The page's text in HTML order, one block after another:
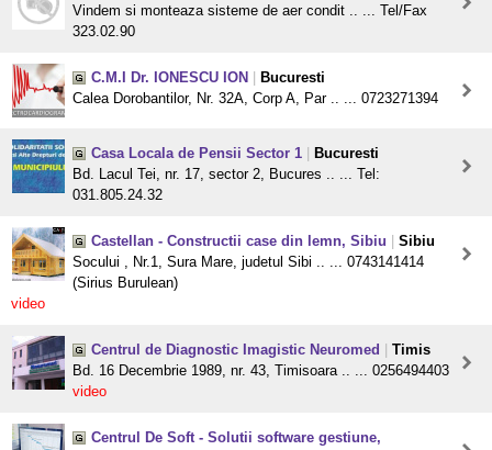
Vindem si monteaza sisteme de aer condit .. ... Tel/Fax
323.02.90
C.M.I Dr. IONESCU ION
Bucuresti
Calea Dorobantilor, Nr. 32A, Corp A, Par .. ... 0723271394
Casa Locala de Pensii Sector 1
Bucuresti
Bd. Lacul Tei, nr. 17, sector 2, Bucures .. ... Tel:
031.805.24.32
Castellan - Constructii case din lemn, Sibiu
Sibiu
Socului , Nr.1, Sura Mare, judetul Sibi .. ... 0743141414
(Sirius Burulean)
video
Centrul de Diagnostic Imagistic Neuromed
Timis
Bd. 16 Decembrie 1989, nr. 43, Timisoara .. ... 0256494403
video
Centrul De Soft - Solutii software gestiune,